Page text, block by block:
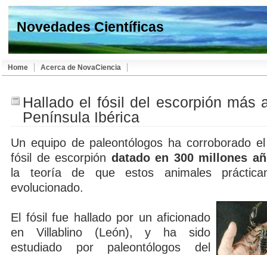
Novedades Científicas
Home Acerca de NovaCiencia
Hallado el fósil del escorpión más
Península Ibérica
Un equipo de paleontólogos ha corroborado
fósil de escorpión datado en 300 millones
la teoría de que estos animales
evolucionado.
El fósil fue hallado por un aficionado
en Villablino (León), y ha sido
estudiado por paleontólogos del